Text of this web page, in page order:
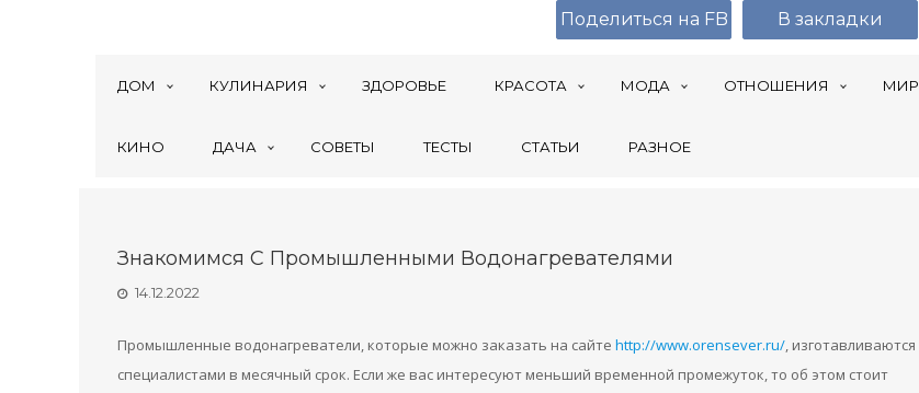
ДОМ КУЛИНАРИЯ ЗДОРОВЬЕ КРАСОТА МОДА ОТНОШЕНИЯ МИР
КИНО ДАЧА СОВЕТЫ ТЕСТЫ СТАТЬИ РАЗНОЕ
Знакомимся С Промышленными Водонагревателями
14.12.2022
Промышленные водонагреватели, которые можно заказать на сайте http://www.orensever.ru/, изготавливаются
специалистами в месячный срок. Если же вас интересуют меньший временной промежуток, то об этом стоит
Поделиться на FB В закладки